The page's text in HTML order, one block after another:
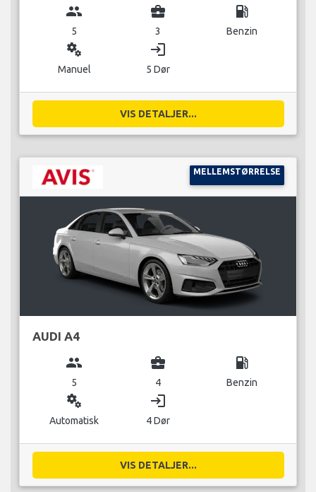
group
5
business_center
3
local_gas_station
Benzin
miscellaneous_services
Manuel
login
5 Dør
VIS DETALJER...
MELLEMSTØRRELSE
AUDI A4
group
5
business_center
4
local_gas_station
Benzin
miscellaneous_services
Automatisk
login
4 Dør
VIS DETALJER...